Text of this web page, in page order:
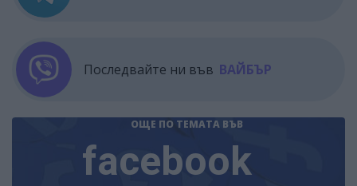
Последвайте ни във ВАЙБЪР
ОЩЕ ПО ТЕМАТА ВЪВ
facebook